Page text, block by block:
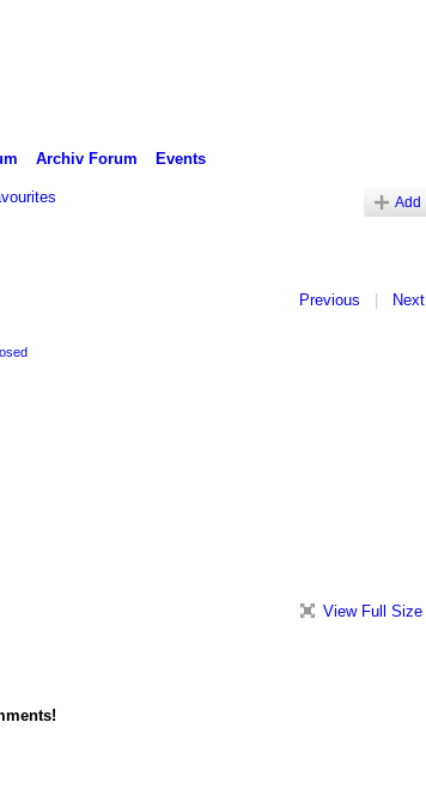
Archiv Forum Events
Add
Previous Next
View Full Size